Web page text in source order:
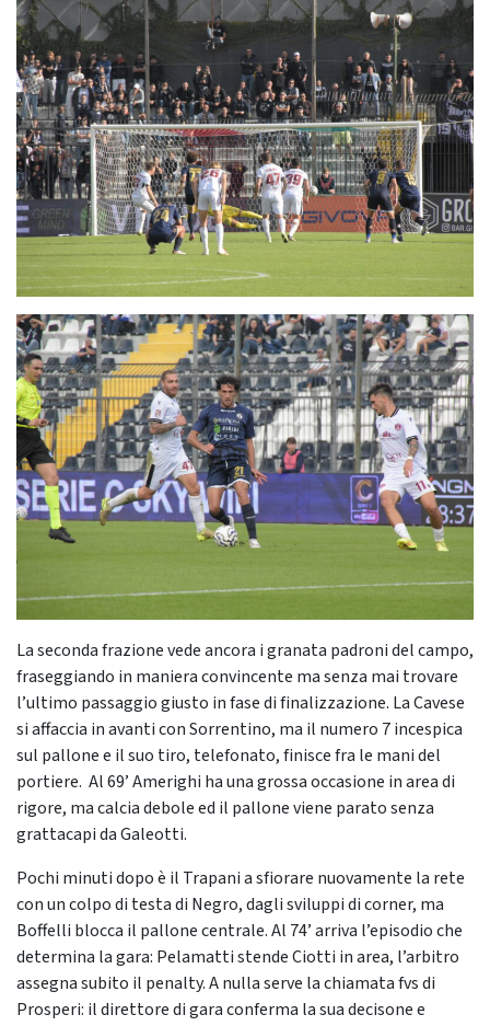
La seconda frazione vede ancora i granata padroni del campo,
fraseggiando in maniera convincente ma senza mai trovare
l’ultimo passaggio giusto in fase di finalizzazione. La Cavese
si affaccia in avanti con Sorrentino, ma il numero 7 incespica
sul pallone e il suo tiro, telefonato, finisce fra le mani del
portiere. Al 69’ Amerighi ha una grossa occasione in area di
rigore, ma calcia debole ed il pallone viene parato senza
grattacapi da Galeotti.
Pochi minuti dopo è il Trapani a sfiorare nuovamente la rete
con un colpo di testa di Negro, dagli sviluppi di corner, ma
Boffelli blocca il pallone centrale. Al 74’ arriva l’episodio che
determina la gara: Pelamatti stende Ciotti in area, l’arbitro
assegna subito il penalty. A nulla serve la chiamata fvs di
Prosperi: il direttore di gara conferma la sua decisone e